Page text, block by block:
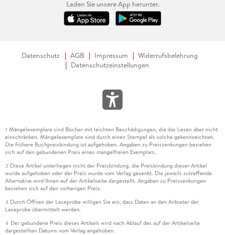
Laden Sie unsere App herunter.
Datenschutz AGB Impressum
Widerrufsbelehrung
Datenschutzeinstellungen
1 Mängelexemplare sind Bücher mit leichten Beschädigungen, die das Lesen aber nicht
einschränken. Mängelexemplare sind durch einen Stempel als solche gekennzeichnet.
Die frühere Buchpreisbindung ist aufgehoben. Angaben zu Preissenkungen beziehen
sich auf den gebundenen Preis eines mangelfreien Exemplars.
2 Diese Artikel unterliegen nicht der Preisbindung, die Preisbindung dieser Artikel
wurde aufgehoben oder der Preis wurde vom Verlag gesenkt. Die jeweils zutreffende
Alternative wird Ihnen auf der Artikelseite dargestellt. Angaben zu Preissenkungen
beziehen sich auf den vorherigen Preis.
3 Durch Öffnen der Leseprobe willigen Sie ein, dass Daten an den Anbieter der
Leseprobe übermittelt werden.
4 Der gebundene Preis dieses Artikels wird nach Ablauf des auf der Artikelseite
dargestellten Datums vom Verlag angehoben.